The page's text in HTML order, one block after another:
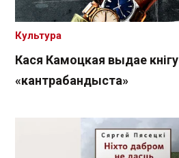
Кася Камоцкая выдае кнігу
«кантрабандыста»
Культура